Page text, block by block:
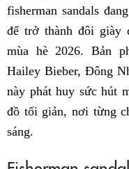
fisherman sandals
để trở thành đôi giày
mùa hè 2026. Bản
Hailey Bieber, Đông
này phát huy sức hút
đồ tối giản, nơi từng
sáng.